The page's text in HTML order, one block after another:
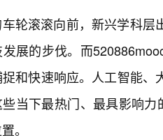
轮滚滚向前，新兴学科
展的步伐。而
和快速响应。人工智能
当下最热门、最具影响力
。